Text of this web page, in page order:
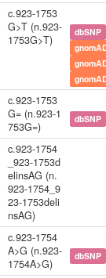
c.923-1753
G>T (n.923-
1753G>T)
dbSNP
c.923-1753
G= (n.923-1
753G=)
dbSNP
c.923-1754
_923-1753d
elinsAG (n.
923-1754_9
23-1753deli
nsAG)
c.923-1754
A>G (n.923-
1754A>G)
dbSNP